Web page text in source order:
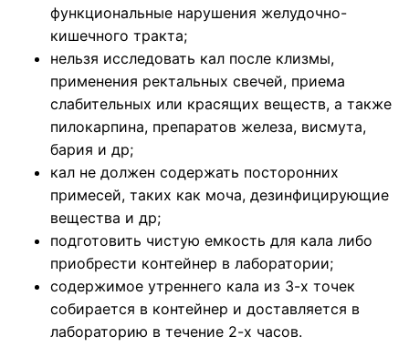
функциональные нарушения желудочно-
кишечного тракта;
нельзя исследовать кал после клизмы,
применения ректальных свечей, приема
слабительных или красящих веществ, а также
пилокарпина, препаратов железа, висмута,
бария и др;
кал не должен содержать посторонних
примесей, таких как моча, дезинфицирующие
вещества и др;
подготовить чистую емкость для кала либо
приобрести контейнер в лаборатории;
содержимое утреннего кала из 3-х точек
собирается в контейнер и доставляется в
лабораторию в течение 2-х часов.